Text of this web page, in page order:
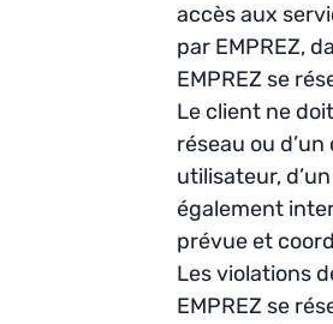
accès aux
par EMPREZ,
EMPREZ se
Le client ne
réseau ou
utilisateur,
également
prévue et
Les violations
EMPREZ se